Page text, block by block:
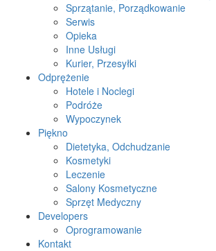
Sprzątanie, Porządkowanie
Serwis
Opieka
Inne Usługi
Kurier, Przesyłki
Odprężenie
Hotele i Noclegi
Podróże
Wypoczynek
Piękno
Dietetyka, Odchudzanie
Kosmetyki
Leczenie
Salony Kosmetyczne
Sprzęt Medyczny
Developers
Oprogramowanie
Kontakt